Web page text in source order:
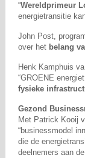
“Wereldprimeur
energietransitie
John Post,
over het belang
Henk Kamphuis
“GROENE
fysieke
Gezond
Met Patrick Kooij
“businessmodel
die de
deelnemers aan